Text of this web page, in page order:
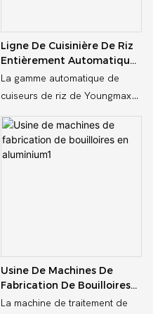
Ligne De Cuisinière De Riz
Entièrement Automatique
Pour Des Solutions
Personnalisées
La gamme automatique de
cuiseurs de riz de Youngmax
est conçue pour une
fabrication de cuisinière de riz
efficace et de haute qualité. Il
modèles, il assure des
performances et une fiabilité
cohérentes. Idéal pour la
production à petite et à grande
Usine De Machines De
Fabrication De Bouilloires
En Aluminium1
La machine de traitement de